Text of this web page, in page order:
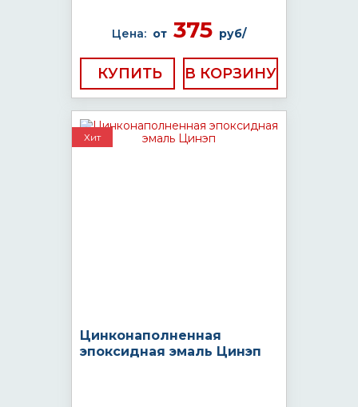
Цена: от 375 руб/
КУПИТЬ
Хит
Цинконаполненная
эпоксидная эмаль Цинэп